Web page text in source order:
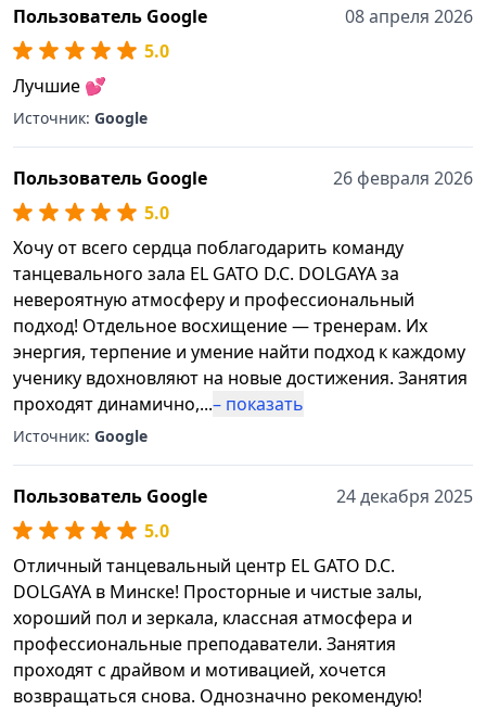
Пользователь Google
08 апреля 2026
5.0
Лучшие 💕
Источник: Google
Пользователь Google
26 февраля 2026
5.0
Хочу от всего сердца поблагодарить команду
танцевального зала EL GATO D.C. DOLGAYA за
невероятную атмосферу и профессиональный
подход! Отдельное восхищение — тренерам. Их
энергия, терпение и умение найти подход к каждому
ученику вдохновляют на новые достижения. Занятия
проходят динамично,...– показать
Источник: Google
Пользователь Google
24 декабря 2025
5.0
Отличный танцевальный центр EL GATO D.C.
DOLGAYA в Минске! Просторные и чистые залы,
хороший пол и зеркала, классная атмосфера и
профессиональные преподаватели. Занятия
проходят с драйвом и мотивацией, хочется
возвращаться снова. Однозначно рекомендую!